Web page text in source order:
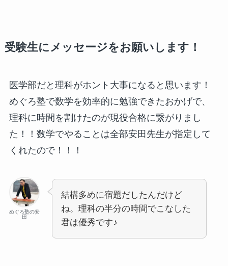
受験生にメッセージをお願いします！
医学部だと理科がホント大事になると思います！
めぐろ塾で数学を効率的に勉強できたおかげで、
理科に時間を割けたのが現役合格に繋がりまし
た！！数学でやることは全部安田先生が指定して
くれたので！！！
めぐろ塾の安
田
結構多めに宿題だしたんだけど
ね。理科の半分の時間でこなした
君は優秀です♪